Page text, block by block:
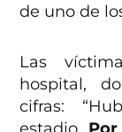
de uno de
Las
hospital,
cifras: